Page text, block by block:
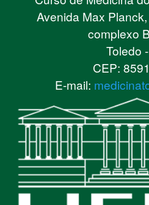
Avenida Max
complexo
Toledo
CEP:
E-mail: